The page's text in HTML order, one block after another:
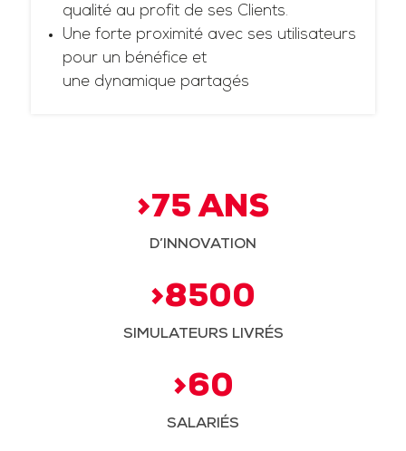
qualité au profit de ses Clients.
Une forte proximité avec ses utilisateurs
pour un bénéfice et
une dynamique partagés
>75 ANS
D’INNOVATION
>8500
SIMULATEURS LIVRÉS
>60
SALARIÉS